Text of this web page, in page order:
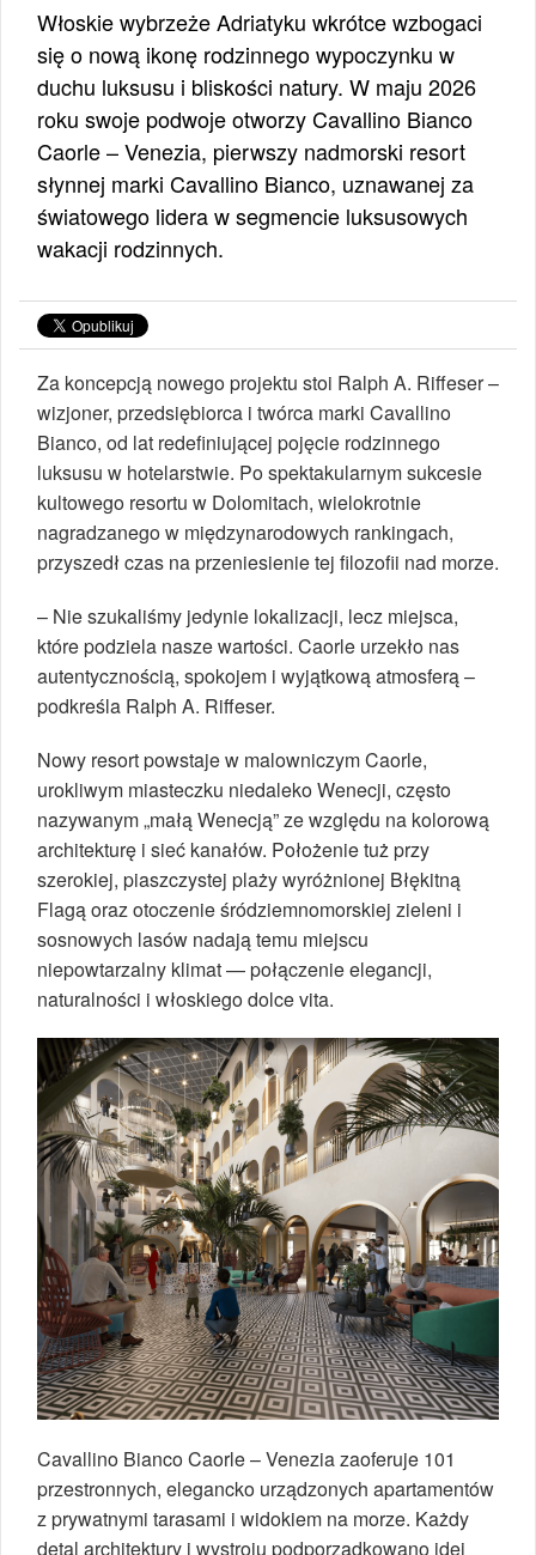
Włoskie wybrzeże Adriatyku wkrótce wzbogaci
się o nową ikonę rodzinnego wypoczynku w
duchu luksusu i bliskości natury. W maju 2026
roku swoje podwoje otworzy Cavallino Bianco
Caorle – Venezia, pierwszy nadmorski resort
słynnej marki Cavallino Bianco, uznawanej za
światowego lidera w segmencie luksusowych
wakacji rodzinnych.
Za koncepcją nowego projektu stoi Ralph A. Riffeser –
wizjoner, przedsiębiorca i twórca marki Cavallino
Bianco, od lat redefiniującej pojęcie rodzinnego
luksusu w hotelarstwie. Po spektakularnym sukcesie
kultowego resortu w Dolomitach, wielokrotnie
nagradzanego w międzynarodowych rankingach,
przyszedł czas na przeniesienie tej filozofii nad morze.
– Nie szukaliśmy jedynie lokalizacji, lecz miejsca,
które podziela nasze wartości. Caorle urzekło nas
autentycznością, spokojem i wyjątkową atmosferą –
podkreśla Ralph A. Riffeser.
Nowy resort powstaje w malowniczym Caorle,
urokliwym miasteczku niedaleko Wenecji, często
nazywanym „małą Wenecją” ze względu na kolorową
architekturę i sieć kanałów. Położenie tuż przy
szerokiej, piaszczystej plaży wyróżnionej Błękitną
Flagą oraz otoczenie śródziemnomorskiej zieleni i
sosnowych lasów nadają temu miejscu
niepowtarzalny klimat — połączenie elegancji,
naturalności i włoskiego dolce vita.
Cavallino Bianco Caorle – Venezia zaoferuje 101
przestronnych, elegancko urządzonych apartamentów
z prywatnymi tarasami i widokiem na morze. Każdy
detal architektury i wystroju podporządkowano idei